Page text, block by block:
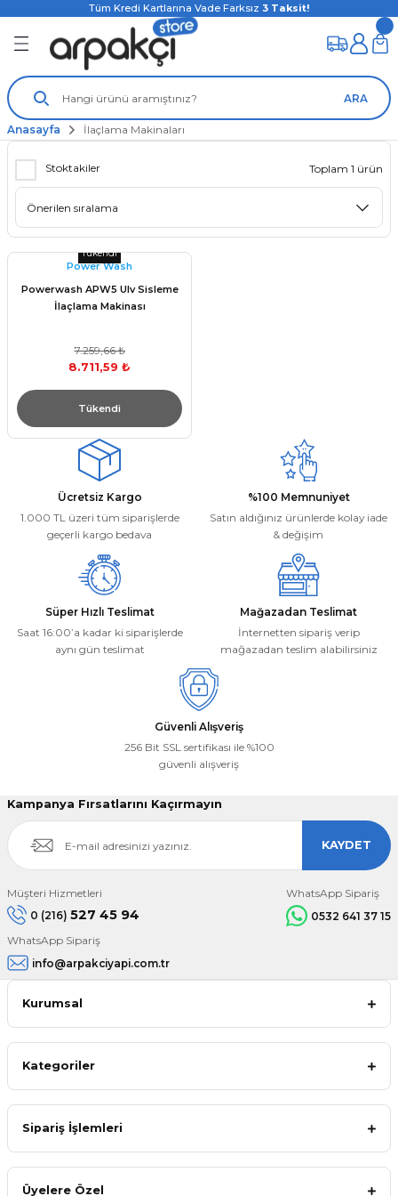
Tüm Kredi Kartlarına Vade Farksız 3 Taksit!
ARA
Anasayfa İlaçlama Makinaları
Stoktakiler Toplam 1 ürün
Tükendi
Power Wash
Powerwash APW5 Ulv Sisleme
İlaçlama Makinası
7.259,66 ₺
8.711,59 ₺
Tükendi
Ücretsiz Kargo
1.000 TL üzeri tüm siparişlerde
geçerli kargo bedava
%100 Memnuniyet
Satın aldığınız ürünlerde kolay iade
& değişim
Süper Hızlı Teslimat
Saat 16:00’a kadar ki siparişlerde
aynı gün teslimat
Mağazadan Teslimat
İnternetten sipariş verip
mağazadan teslim alabilirsiniz
Güvenli Alışveriş
256 Bit SSL sertifikası ile %100
güvenli alışveriş
Kampanya Fırsatlarını Kaçırmayın
KAYDET
Müşteri Hizmetleri
0 (216) 527 45 94
WhatsApp Sipariş
0532 641 37 15
WhatsApp Sipariş
info@arpakciyapi.com.tr
Kurumsal
Kategoriler
Sipariş İşlemleri
Üyelere Özel